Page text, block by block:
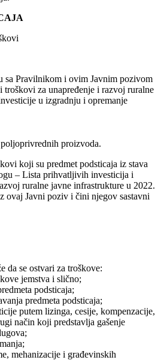
sa Pravilnikom i ovim Javnim pozivom
za unapređenje i razvoj ruralne
u izgradnju i opremanje
proizvoda.
koji su predmet podsticaja iz stava
– Lista prihvatljivih investicija i
ruralne javne infrastrukture u 2022.
ovaj Javni poziv i čini njegov sastavni
da se ostvari za troškove:
jemstva i slično;
podsticaja;
predmeta podsticaja;
putem lizinga, cesije, kompenzacije,
način koji predstavlja gašenje
mehanizacije i građevinskih